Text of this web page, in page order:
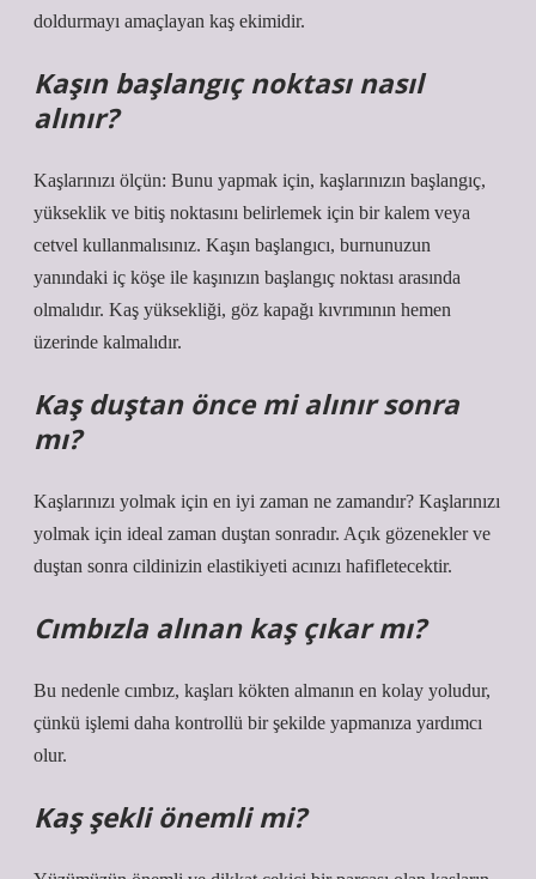
doldurmayı amaçlayan kaş ekimidir.
Kaşın başlangıç noktası nasıl
alınır?
Kaşlarınızı ölçün: Bunu yapmak için, kaşlarınızın başlangıç,
yükseklik ve bitiş noktasını belirlemek için bir kalem veya
cetvel kullanmalısınız. Kaşın başlangıcı, burnunuzun
yanındaki iç köşe ile kaşınızın başlangıç ​​noktası arasında
olmalıdır. Kaş yüksekliği, göz kapağı kıvrımının hemen
üzerinde kalmalıdır.
Kaş duştan önce mi alınır sonra
mı?
Kaşlarınızı yolmak için en iyi zaman ne zamandır? Kaşlarınızı
yolmak için ideal zaman duştan sonradır. Açık gözenekler ve
duştan sonra cildinizin elastikiyeti acınızı hafifletecektir.
Cımbızla alınan kaş çıkar mı?
Bu nedenle cımbız, kaşları kökten almanın en kolay yoludur,
çünkü işlemi daha kontrollü bir şekilde yapmanıza yardımcı
olur.
Kaş şekli önemli mi?